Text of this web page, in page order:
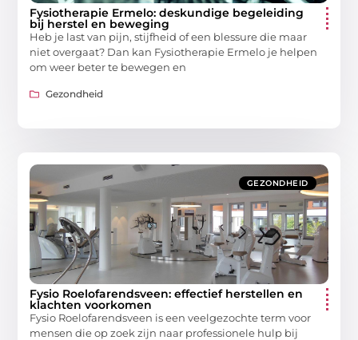
Fysiotherapie Ermelo: deskundige begeleiding
bij herstel en beweging
Heb je last van pijn, stijfheid of een blessure die maar
niet overgaat? Dan kan Fysiotherapie Ermelo je helpen
om weer beter te bewegen en
Gezondheid
GEZONDHEID
Fysio Roelofarendsveen: effectief herstellen en
klachten voorkomen
Fysio Roelofarendsveen is een veelgezochte term voor
mensen die op zoek zijn naar professionele hulp bij